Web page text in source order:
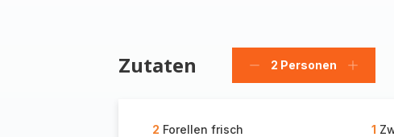
Zutaten
Personen
2 Personen
2 Forellen frisch 1